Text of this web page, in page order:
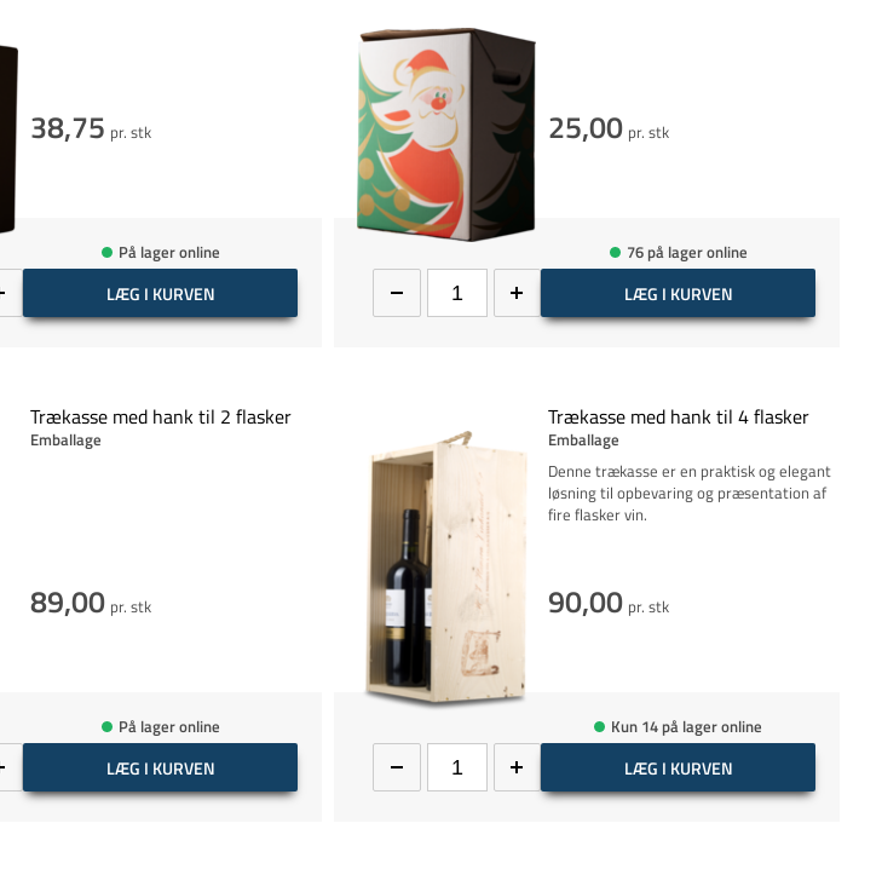
38,75 pr. stk
På lager online
LÆG I KURVEN
25,00 pr. stk
76 på lager online
LÆG I KURVEN
Trækasse med hank til 2 flasker
Emballage
89,00 pr. stk
På lager online
LÆG I KURVEN
Trækasse med hank til 4 flasker
Emballage
Denne trækasse er en praktisk og elegant
løsning til opbevaring og præsentation af
fire flasker vin.
90,00 pr. stk
Kun 14 på lager online
LÆG I KURVEN